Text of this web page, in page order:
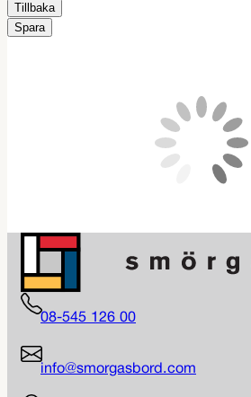
Tillbaka
Spara
08-545 126 00
info@smorgasbord.com